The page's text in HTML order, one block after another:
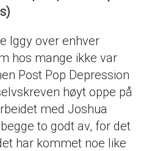
Iggy over enhver
hos mange ikke var
Post Pop Depression
høyt oppe på
med Joshua
to godt av, for det
har kommet noe like